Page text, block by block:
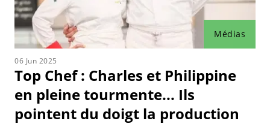
Médias
06 Jun 2025
Top Chef : Charles et Philippine
en pleine tourmente... Ils
pointent du doigt la production